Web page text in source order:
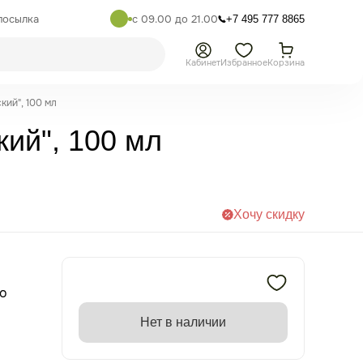
с 09.00 до 21.00 +7 495 777 8865
КабинетИзбранноеКорзина
100 мл
100 мл
Хочу скидку
Нет в наличии